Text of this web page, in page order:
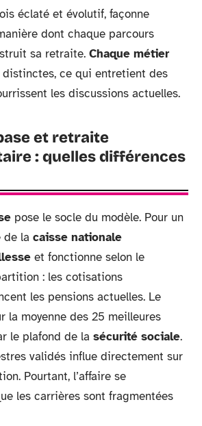
éclaté et évolutif, façonne
dont chaque parcours
sa retraite. Chaque métier
ce qui entretient des
les discussions actuelles.
et retraite
: quelles différences
pose le socle du modèle. Pour un
de la caisse nationale
et fonctionne selon le
: les cotisations
les pensions actuelles. Le
la moyenne des 25 meilleures
le plafond de la sécurité sociale.
validés influe directement sur
Pourtant, l’affaire se
les carrières sont fragmentées